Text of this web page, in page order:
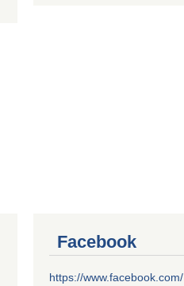
Facebook
https://www.facebook.com/